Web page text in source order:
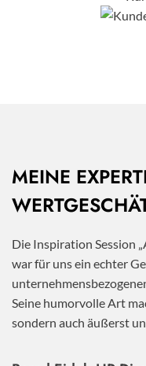
MEINE
Die Inspiration Session
war für uns ein echter
Seine humorvolle Art
sondern auch äußerst